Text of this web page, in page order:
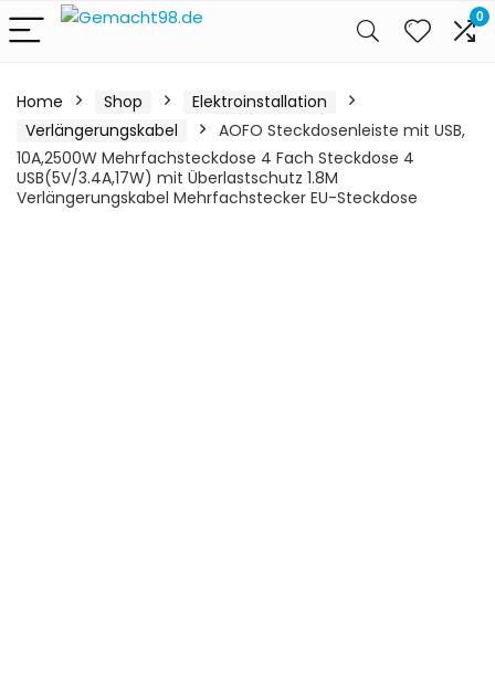
0
Home Shop
Elektroinstallation
Verlängerungskabel
AOFO Steckdosenleiste mit USB,
10A,2500W Mehrfachsteckdose 4 Fach Steckdose 4
USB(5V/3.4A,17W) mit Überlastschutz 1.8M
Verlängerungskabel Mehrfachstecker EU-Steckdose